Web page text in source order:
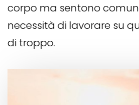
corpo ma sentono
necessità di lavorare su
di troppo.